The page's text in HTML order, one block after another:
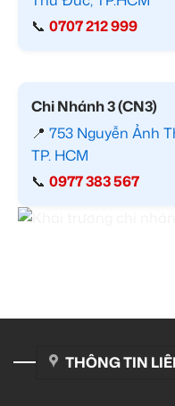
📞 0707 212 999
Chi Nhánh 3 (CN3)
📍 753 Nguyễn Ảnh
TP. HCM
📞 0977 383 567
THÔNG TIN